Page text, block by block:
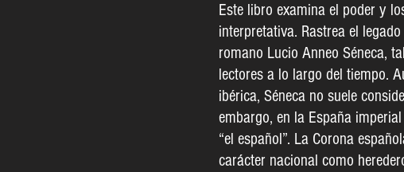
Este libro examina el poder y
interpretativa. Rastrea el
romano Lucio Anneo Séneca,
lectores a lo largo del tiempo.
ibérica, Séneca no suele
embargo, en la España
“el español”. La Corona
carácter nacional como